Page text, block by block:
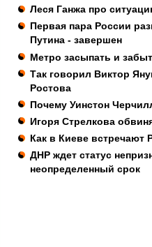
Леся Ганжа про
Первая пара России
Путина - завершен
Метро засыпать и
Так говорил Виктор
Ростова
Почему Уинстон
Игоря Стрелкова
Как в Киеве встречают
ДНР ждет статус
неопределенный срок